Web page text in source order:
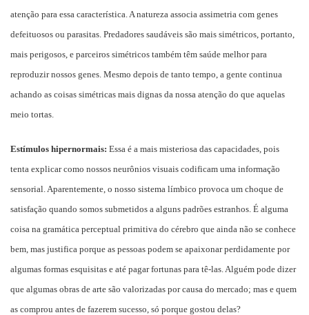
atenção para essa característica. A natureza associa assimetria com genes
defeituosos ou parasitas. Predadores saudáveis são mais simétricos, portanto,
mais perigosos, e parceiros simétricos também têm saúde melhor para
reproduzir nossos genes. Mesmo depois de tanto tempo, a gente continua
achando as coisas simétricas mais dignas da nossa atenção do que aquelas
meio tortas.
Estímulos hipernormais: Essa é a mais misteriosa das capacidades, pois
tenta explicar como nossos neurônios visuais codificam uma informação
sensorial. Aparentemente, o nosso sistema límbico provoca um choque de
satisfação quando somos submetidos a alguns padrões estranhos. É alguma
coisa na gramática perceptual primitiva do cérebro que ainda não se conhece
bem, mas justifica porque as pessoas podem se apaixonar perdidamente por
algumas formas esquisitas e até pagar fortunas para tê-las. Alguém pode dizer
que algumas obras de arte são valorizadas por causa do mercado; mas e quem
as comprou antes de fazerem sucesso, só porque gostou delas?